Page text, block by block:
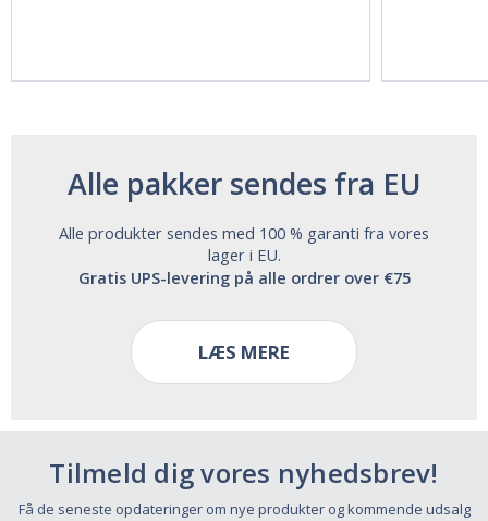
Alle pakker sendes fra EU
Alle produkter sendes med 100 % garanti fra vores
lager i EU.
Gratis UPS-levering på alle ordrer over €75
LÆS MERE
Tilmeld dig vores nyhedsbrev!
Få de seneste opdateringer om nye produkter og kommende udsalg